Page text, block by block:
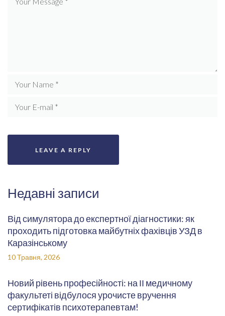
Недавні записи
Від симулятора до експертної діагностики: як
проходить підготовка майбутніх фахівців УЗД в
Каразінському
10 Травня, 2026
Новий рівень професійності: на ІІ медичному
факультеті відбулося урочисте вручення
сертифікатів психотерапевтам!